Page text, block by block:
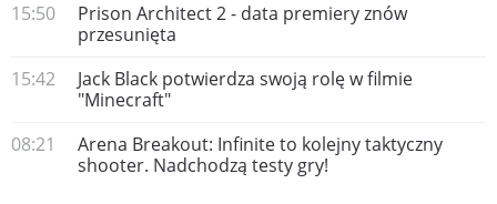
15:50
Prison Architect 2 - data premiery znów
przesunięta
15:42
Jack Black potwierdza swoją rolę w filmie
"Minecraft"
08:21
Arena Breakout: Infinite to kolejny taktyczny
shooter. Nadchodzą testy gry!